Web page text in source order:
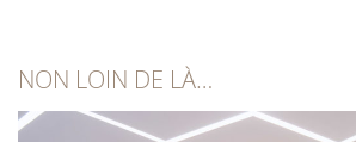
NON LOIN DE LÀ…